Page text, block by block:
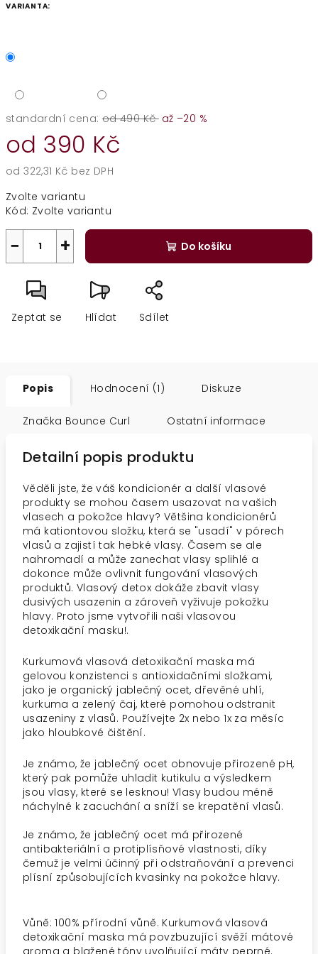
VARIANTA:
standardní cena: od 490 Kč až –20 %
od 390 Kč
od322,31 Kč bez DPH
cena:
Zvolte variantu
Kód: Zvolte variantu
+
− Do košíku
Zeptat se Hlídat Sdílet
Popis Hodnocení (1) Diskuze
Značka Bounce Curl Ostatní informace
Detailní popis produktu
Věděli jste, že váš kondicionér a další vlasové
produkty se mohou časem usazovat na vašich
vlasech a pokožce hlavy? Většina kondicionérů
má kationtovou složku, která se "usadí" v pórech
vlasů a zajistí tak hebké vlasy. Časem se ale
nahromadí a může zanechat vlasy splihlé a
dokonce může ovlivnit fungování vlasových
produktů. Vlasový detox dokáže zbavit vlasy
dusivých usazenin a zároveň vyživuje pokožku
hlavy. Proto jsme vytvořili naši vlasovou
detoxikační masku!.
Kurkumová vlasová detoxikační maska má
gelovou konzistenci s antioxidačními složkami,
jako je organický jablečný ocet, dřevěné uhlí,
kurkuma a zelený čaj, které pomohou odstranit
usazeniny z vlasů. Používejte 2x nebo 1x za měsíc
jako hloubkové čištění.
Je známo, že jablečný ocet obnovuje přirozené pH,
který pak pomůže uhladit kutikulu a výsledkem
jsou vlasy, které se lesknou! Vlasy budou méně
náchylné k zacuchání a sníží se krepatění vlasů.
Je známo, že jablečný ocet má přirozené
antibakteriální a protiplísňové vlastnosti, díky
čemuž je velmi účinný při odstraňování a prevenci
plísní způsobujících kvasinky na pokožce hlavy.
Vůně: 100% přírodní vůně. Kurkumová vlasová
detoxikační maska má povzbuzující svěží mátové
aroma a blažené tóny uvolňující máty peprné.